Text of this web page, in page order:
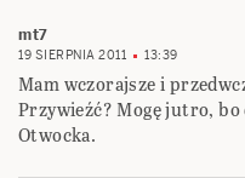
mt7
19 SIERPNIA 2011 13:39
Mam wczorajsze i
Przywieźć? Mogę jutro,
Otwocka.